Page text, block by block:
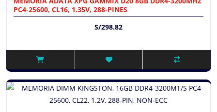
PC4-25600, CL16, 1.35V, 288-PINES
S/298.82